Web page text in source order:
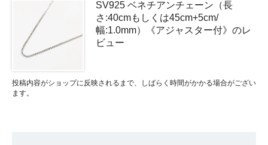
SV925 ベネチアンチェーン（長
さ:40cmもしくは45cm+5cm/
幅:1.0mm）《アジャスター付》のレ
ビュー
投稿内容がショップに反映されるまで、しばらく時間がかかる場合がござい
ます。